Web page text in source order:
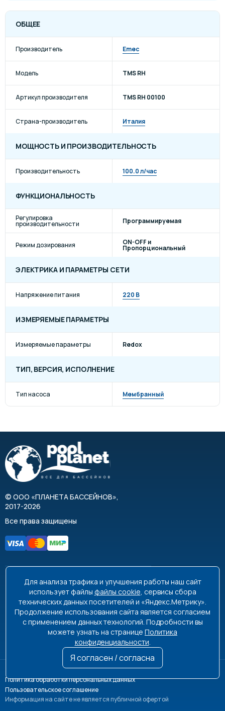
ОБЩЕЕ
Производитель Emec
Модель TMS RH
Артикул производителя TMS RH 00100
Страна-производитель Италия
МОЩНОСТЬ И ПРОИЗВОДИТЕЛЬНОСТЬ
Производительность 100.0 л/час
ФУНКЦИОНАЛЬНОСТЬ
Регулировка
производительности Программируемая
Режим дозирования ON-OFF и
Пропорциональный
ЭЛЕКТРИКА И ПАРАМЕТРЫ СЕТИ
Напряжение питания 220 В
ИЗМЕРЯЕМЫЕ ПАРАМЕТРЫ
Измеряемые параметры Redox
ТИП, ВЕРСИЯ, ИСПОЛНЕНИЕ
Тип насоса Мембранный
© ООО «ПЛАНЕТА БАССЕЙНОВ»,
2017-2026
Все права защищены
8 495 663-99-48
8 800 350-99-08
info@poolplanet.ru
г. Москва, проспект Мира, д. 61
Пн-Пт 9:00-18:00 Сб-Вс выходной
Политика обработки персональных данных
Пользовательское соглашение
Информация на сайте не является публичной офертой
Для анализа трафика и улучшения работы наш сайт
использует файлы файлы cookie, сервисы сбора
технических данных посетителей и «Яндекс.Метрику».
Продолжение использования сайта является согласием
с применением данных технологий. Подробности вы
можете узнать на странице Политика
конфиденциальности.
Я согласен / согласна